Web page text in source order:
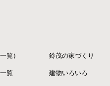
覧）
覧
鈴茂の家づくり
建物いろいろ